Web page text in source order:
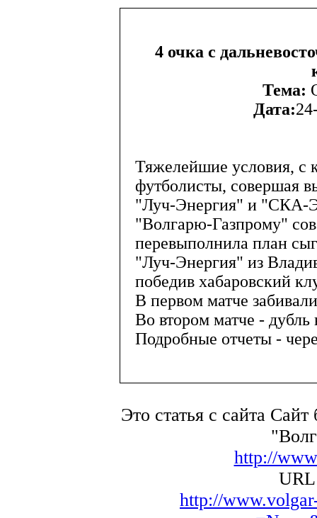
4 очка с
Тема:
Дата:
Тяжелейшие условия, с
футболисты, совершая
"Луч-Энергия" и "СКА-
"Волгарю-Газпрому"
перевыполнила план
"Луч-Энергия" из
победив хабаровский
В первом матче
Во втором матче -
Подробные отчеты -
Это статья с сайта
http://
URL
http://